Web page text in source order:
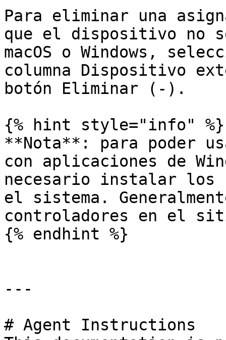
Para eliminar una
que el dispositivo no
macOS o Windows,
columna Dispositivo
botón Eliminar (-).
{% hint style="info" %}
**Nota**: para poder
con aplicaciones de
necesario instalar los
el sistema.
controladores en el
{% endhint %}
---
# Agent Instructions